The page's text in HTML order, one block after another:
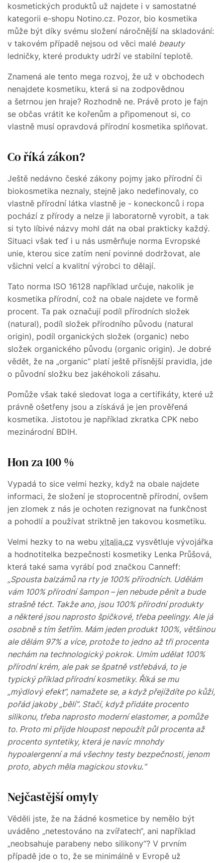
kosmetických produktů už najdete i v samostatné
kategorii e-shopu Notino.cz. Pozor, bio kosmetika
může být díky svému složení náročnější na skladování:
v takovém případě nejsou od věci malé beauty
ledničky, které produkty udrží ve stabilní teplotě.
Znamená ale tento mega rozvoj, že už v obchodech
nenajdete kosmetiku, která si na zodpovědnou
a šetrnou jen hraje? Rozhodně ne. Právě proto je fajn
se občas vrátit ke kořenům a připomenout si, co
vlastně musí opravdová přírodní kosmetika splňovat.
Co říká zákon?
Ještě nedávno české zákony pojmy jako přírodní či
biokosmetika neznaly, stejně jako nedefinovaly, co
vlastně přírodní látka vlastně je - koneckonců i ropa
pochází z přírody a nelze ji laboratorně vyrobit, a tak
si tyto líbivé názvy mohl dát na obal prakticky každý.
Situaci však teď i u nás usměrňuje norma Evropské
unie, kterou sice zatím není povinné dodržovat, ale
všichni velcí a kvalitní výrobci to dělají.
Tato norma ISO 16128 například určuje, nakolik je
kosmetika přírodní, což na obale najdete ve formě
procent. Ta pak označují podíl přírodních složek
(natural), podíl složek přírodního původu (natural
origin), podíl organických složek (organic) nebo
složek organického původu (organic origin). Je dobré
vědět, že na „organic“ platí ještě přísnější pravidla, jde
o původní složku bez jakéhokoli zásahu.
Pomůže však také sledovat loga a certifikáty, které už
právně ošetřeny jsou a získává je jen prověřená
kosmetika. Jistotou je například zkratka CPK nebo
mezinárodní BDIH.
Hon za 100 %
Vypadá to sice velmi hezky, když na obale najdete
informaci, že složení je stoprocentně přírodní, ovšem
jen zlomek z nás je ochoten rezignovat na funkčnost
a pohodlí a používat striktně jen takovou kosmetiku.
Velmi hezky to na webu vitalia.cz vysvětluje vývojářka
a hodnotitelka bezpečnosti kosmetiky Lenka Průšová,
která také sama vyrábí pod značkou Canneff:
„Spousta balzámů na rty je 100% přírodních. Udělám
vám 100% přírodní šampon – jen nebude pěnit a bude
strašně téct. Takže ano, jsou 100% přírodní produkty
a některé jsou naprosto špičkové, třeba peelingy. Ale já
osobně s tím šetřím. Mám jeden produkt 100%, většinou
ale dělám 97% a více, protože to jedno až tři procenta
nechám na technologický pokrok. Umím udělat 100%
přírodní krém, ale pak se špatně vstřebává, to je
typický příklad přírodní kosmetiky. Říká se mu
„mýdlový efekt“, namažete se, a když přejíždíte po kůži,
pořád jakoby „bělí“. Stačí, když přidáte procento
silikonu, třeba naprosto moderní elastomer, a pomůže
to. Proto mi přijde hloupost nepoužít půl procenta až
procento syntetiky, která je navíc mnohdy
hypoalergenní a má všechny testy bezpečnosti, jenom
proto, abych měla magickou stovku.“
Nejčastější omyly
Věděli jste, že na žádné kosmetice by nemělo být
uváděno „netestováno na zvířatech“, ani například
„neobsahuje parabeny nebo silikony“? V prvním
případě jde o to, že se minimálně v Evropě už